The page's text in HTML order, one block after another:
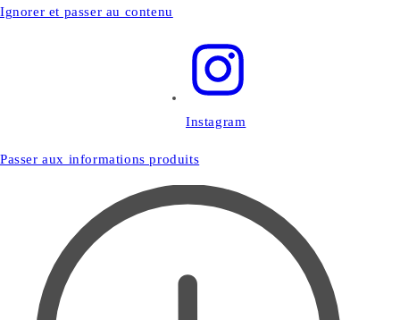
Ignorer et passer au contenu
Instagram
Passer aux informations produits